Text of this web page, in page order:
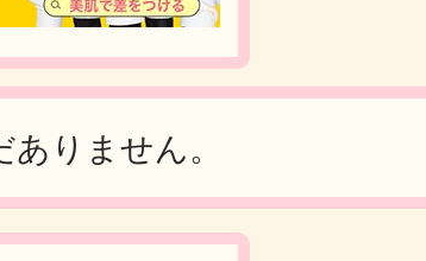
りません。